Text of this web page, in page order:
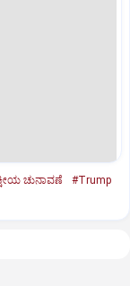
ಚುನಾವಣೆ
#Trump